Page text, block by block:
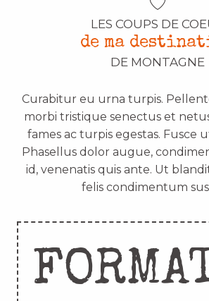
LES COUPS DE
de ma
DE MONTAGNE
Curabitur eu urna turpis.
morbi tristique senectus et
fames ac turpis egestas. Fusce
Phasellus dolor augue,
id, venenatis quis ante. Ut
felis condimentum